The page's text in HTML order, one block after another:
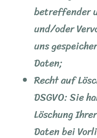
betreffender
und/oder
uns
Daten;
Recht auf
DSGVO: Sie
Löschung
Daten bei